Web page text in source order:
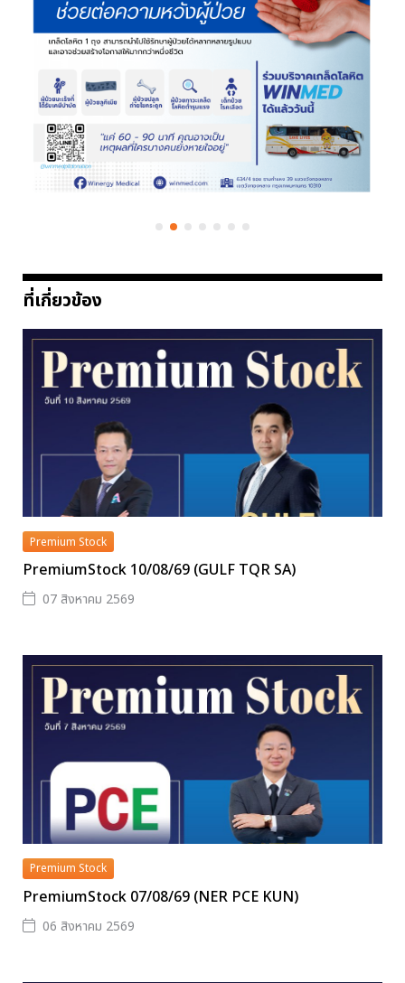
ที่เกี่ยวข้อง
Premium Stock
PremiumStock 10/08/69 (GULF TQR SA)
07 สิงหาคม 2569
Premium Stock
PremiumStock 07/08/69 (NER PCE KUN)
06 สิงหาคม 2569